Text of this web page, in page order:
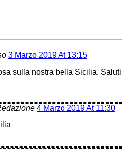
3 Marzo 2019 At 13:15
sulla nostra bella Sicilia. Saluti
4 Marzo 2019 At 11:30